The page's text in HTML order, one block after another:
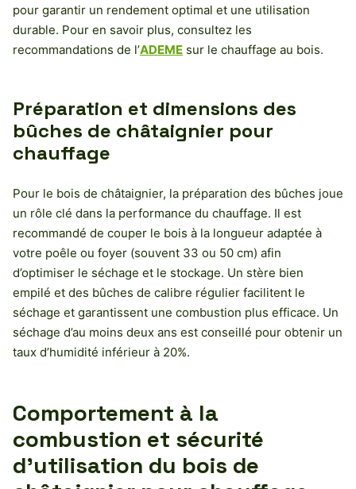
pour garantir un rendement optimal et une utilisation
durable. Pour en savoir plus, consultez les
recommandations de l’ADEME sur le chauffage au bois.
Préparation et dimensions des
bûches de châtaignier pour
chauffage
Pour le bois de châtaignier, la préparation des bûches joue
un rôle clé dans la performance du chauffage. Il est
recommandé de couper le bois à la longueur adaptée à
votre poêle ou foyer (souvent 33 ou 50 cm) afin
d’optimiser le séchage et le stockage. Un stère bien
empilé et des bûches de calibre régulier facilitent le
séchage et garantissent une combustion plus efficace. Un
séchage d’au moins deux ans est conseillé pour obtenir un
taux d’humidité inférieur à 20%.
Comportement à la
combustion et sécurité
d’utilisation du bois de